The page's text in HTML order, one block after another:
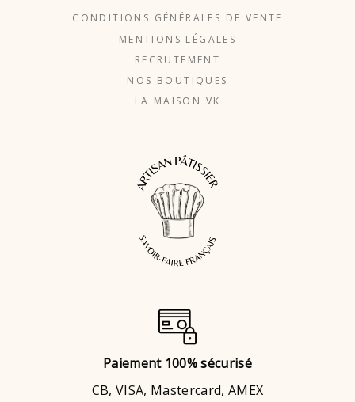
CONDITIONS GÉNÉRALES DE VENTE
MENTIONS LÉGALES
RECRUTEMENT
NOS BOUTIQUES
LA MAISON VK
Paiement 100% sécurisé
CB, VISA, Mastercard, AMEX